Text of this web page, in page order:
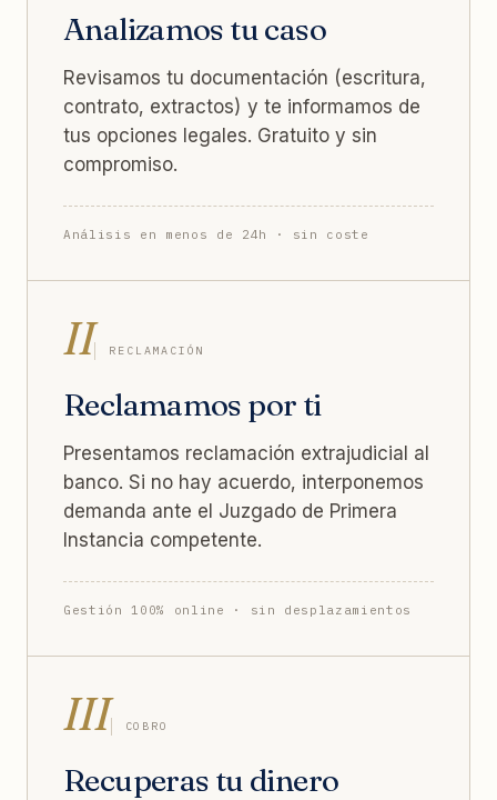
Analizamos tu caso
Revisamos tu documentación (escritura,
contrato, extractos) y te informamos de
tus opciones legales. Gratuito y sin
compromiso.
Análisis en menos de 24h · sin coste
II RECLAMACIÓN
Reclamamos por ti
Presentamos reclamación extrajudicial al
banco. Si no hay acuerdo, interponemos
demanda ante el Juzgado de Primera
Instancia competente.
Gestión 100% online · sin desplazamientos
III COBRO
Recuperas tu dinero